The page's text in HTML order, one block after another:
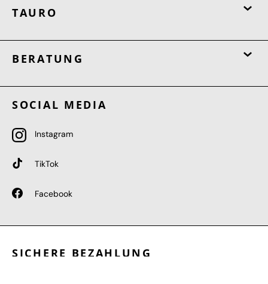
TAURO
BERATUNG
SOCIAL MEDIA
Instagram
TikTok
Facebook
SICHERE BEZAHLUNG